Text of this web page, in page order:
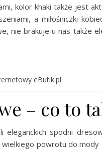
kolor khaki także jest
a miłośniczki
nie brakuje u nas także
eButik.pl
– co to
eleganckich spodni
powrotu do